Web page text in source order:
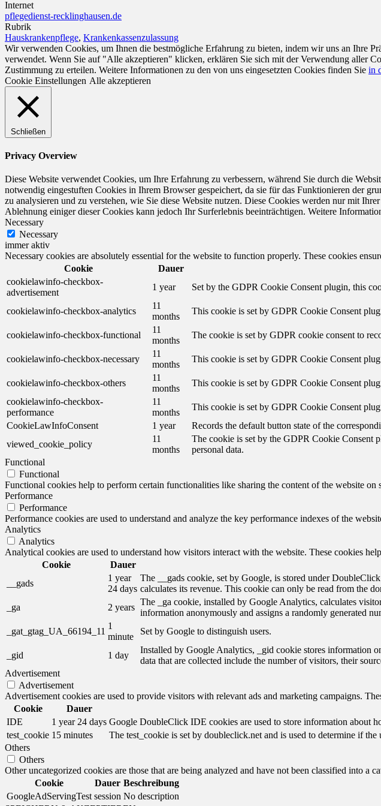
Internet
pflegedienst-recklinghausen.de
Rubrik
Hauskrankenpflege, Krankenkassenzulassung
Wir verwenden Cookies, um Ihnen die bestmögliche Erfahrung zu bieten, indem wir uns an Ihre
verwendet. Wenn Sie auf "Alle akzeptieren" klicken, erklären Sie sich mit der Verwendung aller
Zustimmung zu erteilen. Weitere Informationen zu den von uns eingesetzten Cookies finden Sie in
Cookie Einstellungen Alle akzeptieren
Schließen
Privacy Overview
Diese Website verwendet Cookies, um Ihre Erfahrung zu verbessern, während Sie durch die
notwendig eingestuften Cookies in Ihrem Browser gespeichert, da sie für das Funktionieren der
zu analysieren und zu verstehen, wie Sie diese Website nutzen. Diese Cookies werden nur mit
Ablehnung einiger dieser Cookies kann jedoch Ihr Surferlebnis beeinträchtigen. Weitere
Necessary
Necessary
immer aktiv
Necessary cookies are absolutely essential for the website to function properly. These cookies
Cookie
Dauer
cookielawinfo-checkbox-
advertisement
1 year Set by the GDPR Cookie Consent plugin, this
cookielawinfo-checkbox-analytics
11
months
This cookie is set by GDPR Cookie Consent
cookielawinfo-checkbox-functional
11
months
The cookie is set by GDPR cookie consent to
cookielawinfo-checkbox-necessary
11
months
This cookie is set by GDPR Cookie Consent
cookielawinfo-checkbox-others
11
months
This cookie is set by GDPR Cookie Consent
cookielawinfo-checkbox-
performance
11
months
This cookie is set by GDPR Cookie Consent
CookieLawInfoConsent
1 year
Records the default button state of the
viewed_cookie_policy
11
months
The cookie is set by the GDPR Cookie Consent
personal data.
Functional
Functional
Functional cookies help to perform certain functionalities like sharing the content of the website
Performance
Performance
Performance cookies are used to understand and analyze the key performance indexes of the
Analytics
Analytics
Analytical cookies are used to understand how visitors interact with the website. These cookies
Cookie
Dauer
__gads
1 year
24 days
The __gads cookie, set by Google, is stored under
calculates its revenue. This cookie can only be read from the
_ga
2 years
The _ga cookie, installed by Google Analytics, calculates
information anonymously and assigns a randomly generated
_gat_gtag_UA_66194_11
1
minute
Set by Google to distinguish users.
_gid 1 day
Installed by Google Analytics, _gid cookie stores information
data that are collected include the number of visitors, their
Advertisement
Advertisement
Advertisement cookies are used to provide visitors with relevant ads and marketing campaigns.
Cookie
Dauer
IDE
1 year 24 days Google DoubleClick IDE cookies are used to store information about
test_cookie 15 minutes
The test_cookie is set by doubleclick.net and is used to determine if the
Others
Others
Other uncategorized cookies are those that are being analyzed and have not been classified into a
Cookie
Dauer Beschreibung
GoogleAdServingTest session No description